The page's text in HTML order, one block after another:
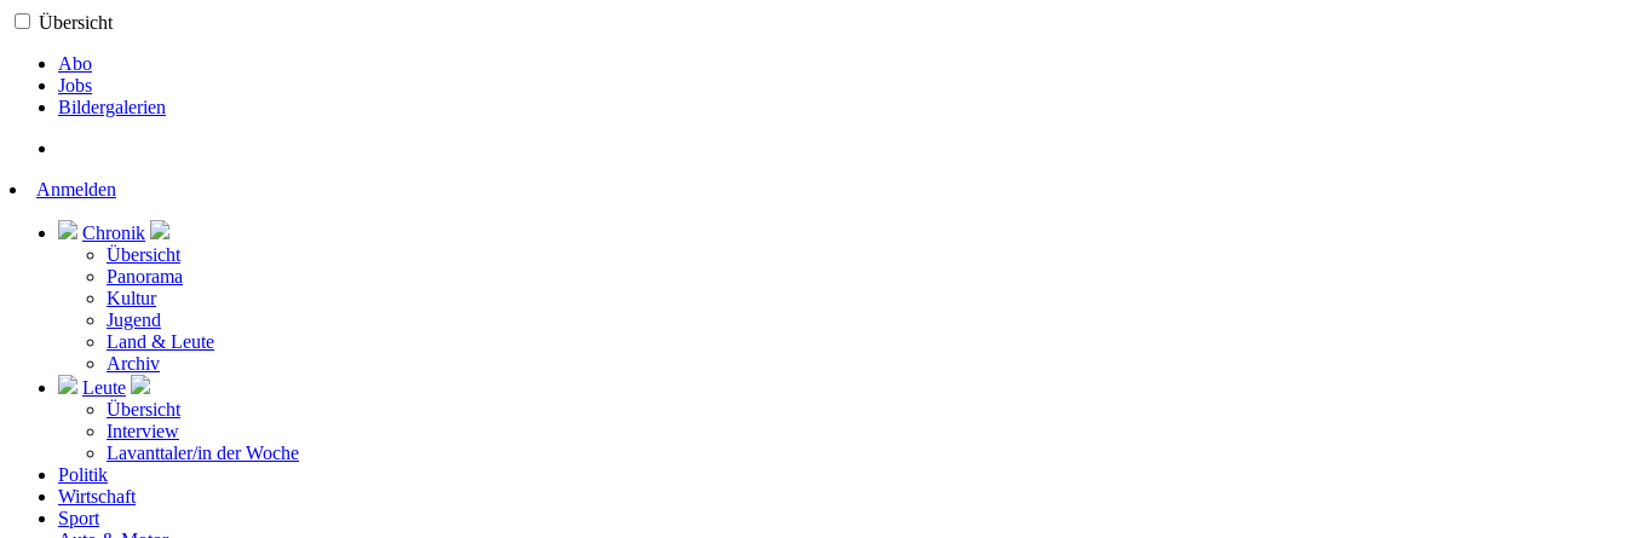
Übersicht
Abo
Jobs
Bildergalerien
Anmelden
Chronik
Übersicht
Panorama
Kultur
Jugend
Land & Leute
Archiv
Leute
Übersicht
Interview
Lavanttaler/in der Woche
Politik
Wirtschaft
Sport